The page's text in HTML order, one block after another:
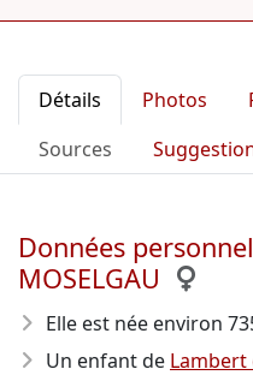
Détails Photos
Sources
Données
MOSELGAU
Elle est née environ
Un enfant de Lambert